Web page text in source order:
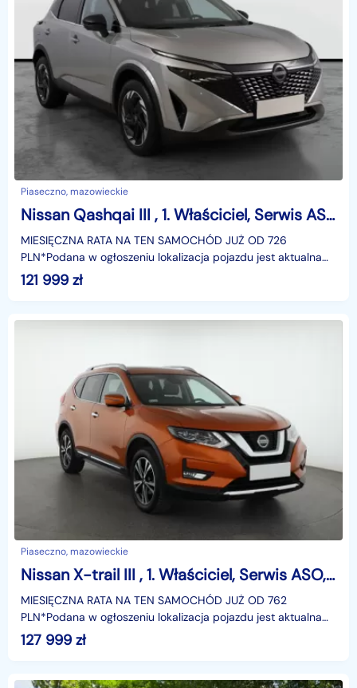
Piaseczno, mazowieckie
Nissan Qashqai III , 1. Właściciel, Serwis ASO, Automat, VAT 23%, Skóra, Navi,
MIESIĘCZNA RATA NA TEN SAMOCHÓD JUŻ OD 726
PLN*Podana w ogłoszeniu lokalizacja pojazdu jest aktualna
na dzień wystawienia ogłoszenia. Przed przyjazdem do
salonu
121 999 zł
Piaseczno, mazowieckie
Nissan X-trail III , 1. Właściciel, Serwis ASO, Automat, VAT 23%, Klimatronic,
MIESIĘCZNA RATA NA TEN SAMOCHÓD JUŻ OD 762
PLN*Podana w ogłoszeniu lokalizacja pojazdu jest aktualna
na dzień wystawienia ogłoszenia. Przed przyjazdem do
127 999 zł